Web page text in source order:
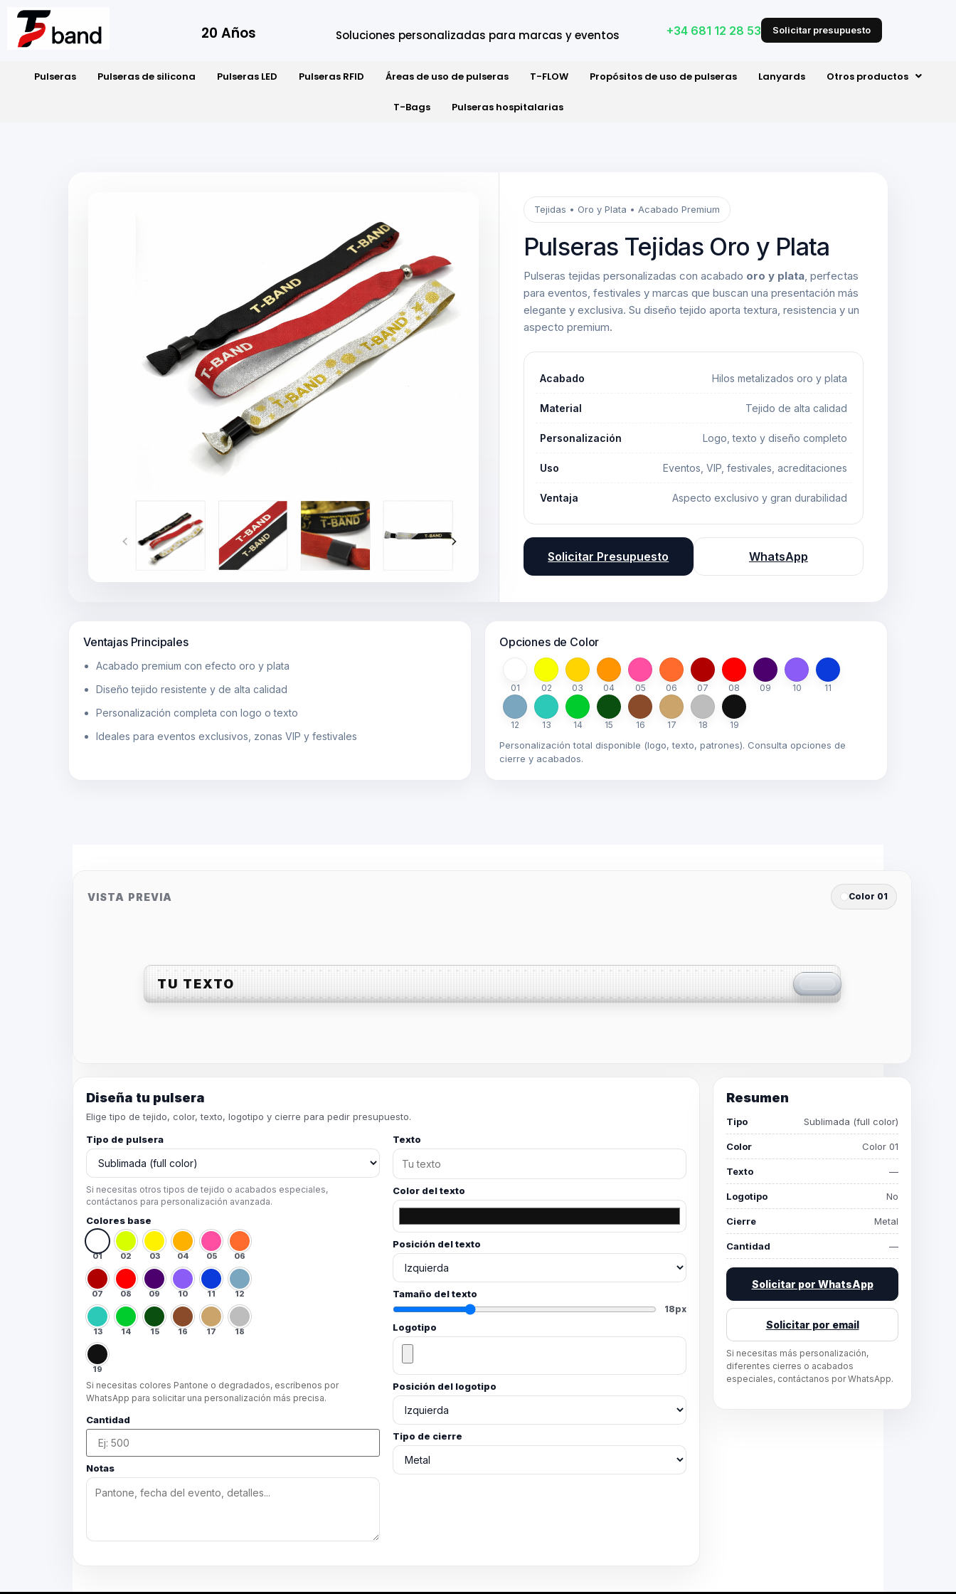
20 Años Soluciones personalizadas para marcas y eventos +34 681 12 28 53 Solicitar presupuesto
Pulseras Pulseras de silicona Pulseras LED Pulseras RFID Áreas de uso de pulseras T-FLOW Propósitos de uso de pulseras Lanyards Otros productos
T-Bags Pulseras hospitalarias
Tejidas • Oro y Plata • Acabado Premium
Pulseras Tejidas Oro y Plata
Pulseras tejidas personalizadas con acabado oro y plata, perfectas
para eventos, festivales y marcas que buscan una presentación más
elegante y exclusiva. Su diseño tejido aporta textura, resistencia y un
aspecto premium.
Acabado Hilos metalizados oro y plata
Material Tejido de alta calidad
Personalización Logo, texto y diseño completo
Uso Eventos, VIP, festivales, acreditaciones
Ventaja Aspecto exclusivo y gran durabilidad
Solicitar Presupuesto WhatsApp
Ventajas Principales
Acabado premium con efecto oro y plata
Diseño tejido resistente y de alta calidad
Personalización completa con logo o texto
Ideales para eventos exclusivos, zonas VIP y festivales
Opciones de Color
01 02 03 04 05 06 07 08 09 10 11
12 13 14 15 16 17 18 19
Personalización total disponible (logo, texto, patrones). Consulta opciones de
cierre y acabados.
VISTA PREVIA Color 01
TU TEXTO
Diseña tu pulsera
Elige tipo de tejido, color, texto, logotipo y cierre para pedir presupuesto.
Tipo de pulsera
Si necesitas otros tipos de tejido o acabados especiales,
contáctanos para personalización avanzada.
Colores base
01 02 03 04 05 06
07 08 09 10 11 12
13 14 15 16 17 18
19
Si necesitas colores Pantone o degradados, escríbenos por
WhatsApp para solicitar una personalización más precisa.
Cantidad
Notas
Texto
Color del texto
Posición del texto
Tamaño del texto
18px
Logotipo
Posición del logotipo
Tipo de cierre
Resumen
Tipo Sublimada (full color)
Color Color 01
Texto —
Logotipo No
Cierre Metal
Cantidad —
Solicitar por WhatsApp
Solicitar por email
Si necesitas más personalización,
diferentes cierres o acabados
especiales, contáctanos por WhatsApp.